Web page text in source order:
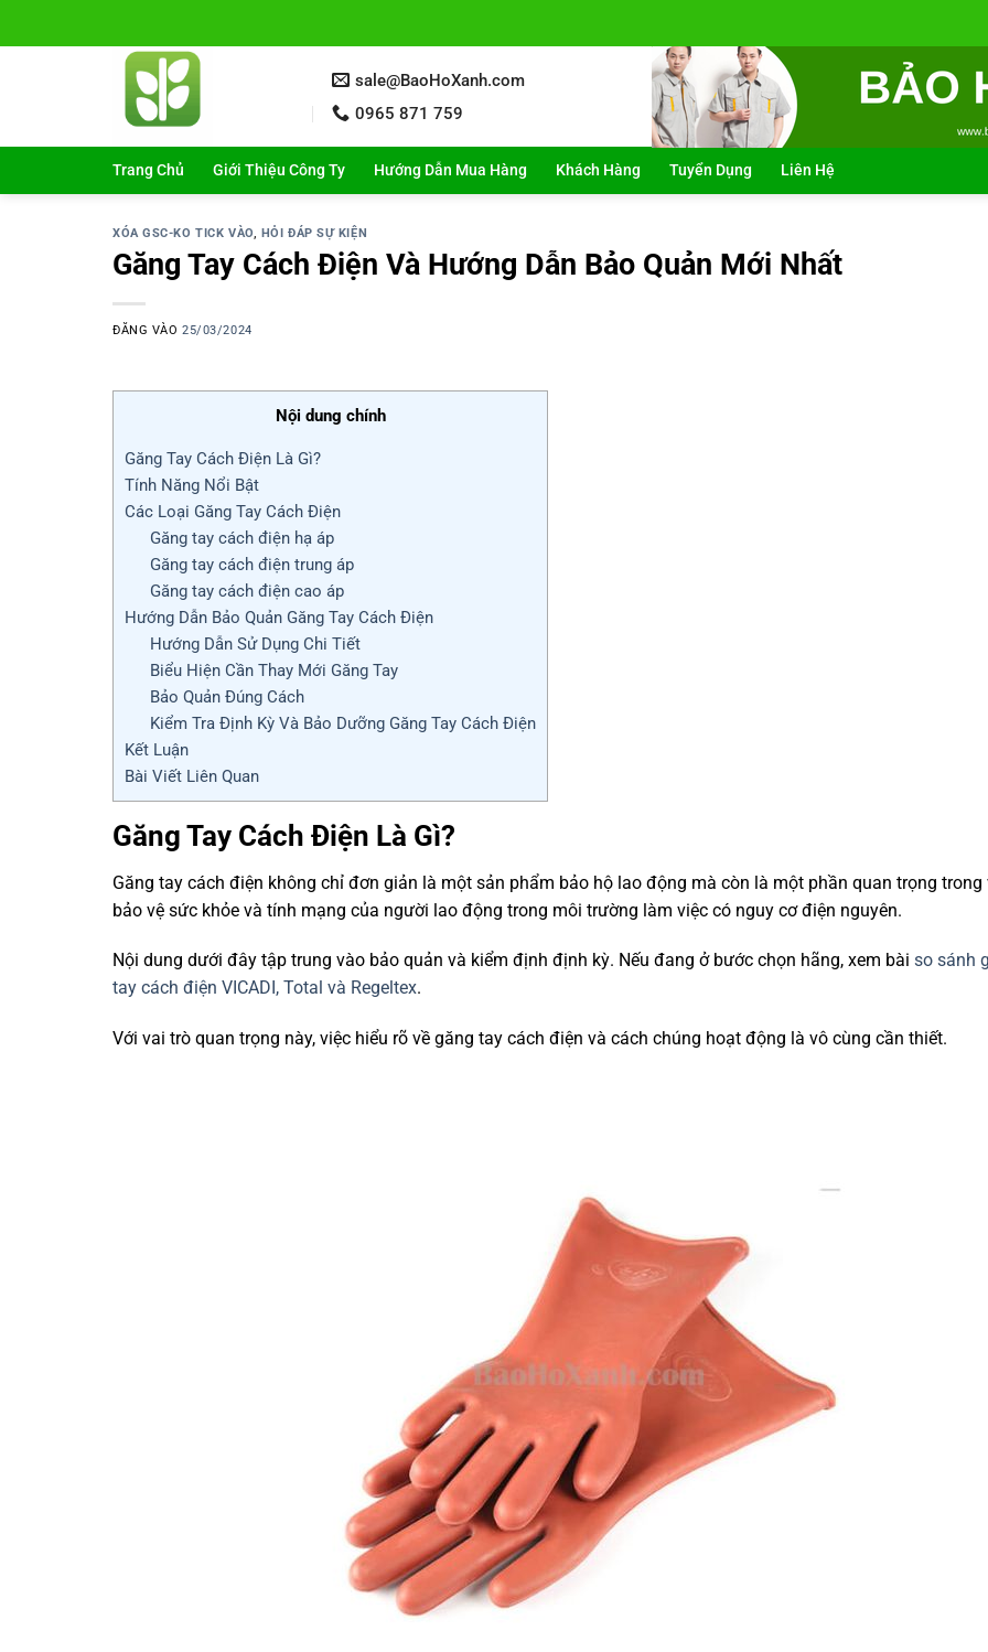
sale@BaoHoXanh.com
0965 871 759
Trang Chủ Giới Thiệu Công Ty Hướng Dẫn Mua Hàng Khách Hàng Tuyển Dụng Liên Hệ
XÓA GSC-KO TICK VÀO, HỎI ĐÁP SỰ KIỆN
Găng Tay Cách Điện Và Hướng Dẫn Bảo Quản Mới Nhất
ĐĂNG VÀO25/03/2024
Nội dung chính
Găng Tay Cách Điện Là Gì?
Tính Năng Nổi Bật
Các Loại Găng Tay Cách Điện
Găng tay cách điện hạ áp
Găng tay cách điện trung áp
Găng tay cách điện cao áp
Hướng Dẫn Bảo Quản Găng Tay Cách Điện
Hướng Dẫn Sử Dụng Chi Tiết
Biểu Hiện Cần Thay Mới Găng Tay
Bảo Quản Đúng Cách
Kiểm Tra Định Kỳ Và Bảo Dưỡng Găng Tay Cách Điện
Kết Luận
Bài Viết Liên Quan
Găng Tay Cách Điện Là Gì?
Găng tay cách điện không chỉ đơn giản là một sản phẩm bảo hộ lao động mà còn là một phần quan trọng trong
bảo vệ sức khỏe và tính mạng của người lao động trong môi trường làm việc có nguy cơ điện nguyên.
Nội dung dưới đây tập trung vào bảo quản và kiểm định định kỳ. Nếu đang ở bước chọn hãng, xem bài so sánh
tay cách điện VICADI, Total và Regeltex.
Với vai trò quan trọng này, việc hiểu rõ về găng tay cách điện và cách chúng hoạt động là vô cùng cần thiết.